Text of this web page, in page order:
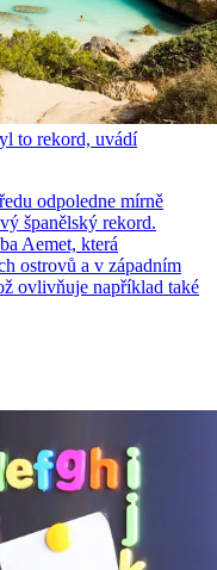
to rekord, uvádí
odpoledne mírně
španělský rekord.
Aemet, která
ostrovů a v západním
ovlivňuje například také